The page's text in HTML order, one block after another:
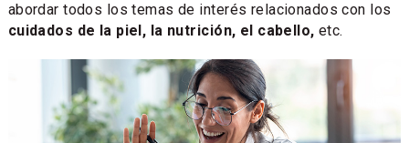
abordar todos los temas de interés relacionados con los
cuidados de la piel, la nutrición, el cabello, etc.